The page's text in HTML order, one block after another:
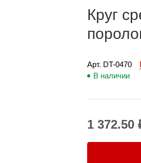
Круг
Арт. DT-0470
В наличии
1 372.50